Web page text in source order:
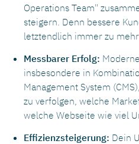
Operations Team"
steigern. Denn bessere
letztendlich immer zu mehr
Messbarer Erfolg:
insbesondere in
Management System
zu verfolgen, welche
welche Webseite wie viel
Effizienzsteigerung: Dein